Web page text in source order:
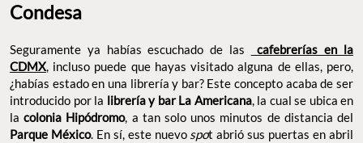
Condesa
Seguramente ya habías escuchado de las
cafebrerías en la
CDMX, incluso puede que hayas visitado alguna de ellas, pero,
¿habías estado en una librería y bar? Este concepto acaba de ser
introducido por la librería y bar La Americana, la cual se ubica en
la colonia Hipódromo, a tan solo unos minutos de distancia del
Parque México. En sí, este nuevospot abrió sus puertas en abril